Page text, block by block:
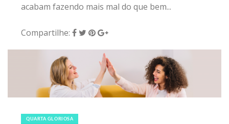
acabam fazendo mais mal do que bem...
Compartilhe:
QUARTA GLORIOSA